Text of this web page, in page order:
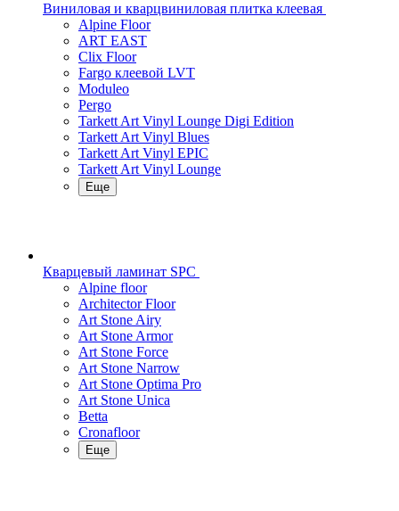
Виниловая и кварцвиниловая плитка клеевая
Alpine Floor
ART EAST
Clix Floor
Fargo клеевой LVT
Moduleo
Pergo
Tarkett Art Vinyl Lounge Digi Edition
Tarkett Art Vinyl Blues
Tarkett Art Vinyl EPIC
Tarkett Art Vinyl Lounge
Еще
Кварцевый ламинат SPC
Alpine floor
Architector Floor
Art Stone Airy
Art Stone Armor
Art Stone Force
Art Stone Narrow
Art Stone Optima Pro
Art Stone Unica
Betta
Cronafloor
Еще